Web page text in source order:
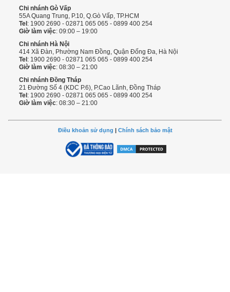
Chi nhánh Gò Vấp
55A Quang Trung, P.10, Q.Gò Vấp, TP.HCM
Tel : 1900 2690 - 02871 065 065 - 0899 400 254
Giờ làm việc: 09:00 – 19:00
Chi nhánh Hà Nội
414 Xã Đàn, Phường Nam Đồng, Quận Đống Đa, Hà Nội
Tel : 1900 2690 - 02871 065 065 - 0899 400 254
Giờ làm việc: 08:30 – 21:00
Chi nhánh Đồng Tháp
21 Đường Số 4 (KDC P.6), P.Cao Lãnh, Đồng Tháp
Tel : 1900 2690 - 02871 065 065 - 0899 400 254
Giờ làm việc: 08:30 – 21:00
Điều khoản sử dụng | Chính sách bảo mật